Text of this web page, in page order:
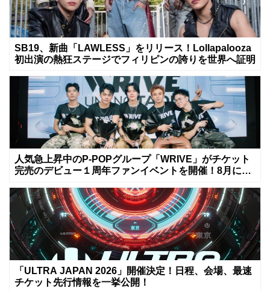
SB19、新曲「LAWLESS」をリリース！Lollapalooza
初出演の熱狂ステージでフィリピンの誇りを世界へ証明
人気急上昇中のP-POPグループ「WRIVE」がチケット
完売のデビュー１周年ファンイベントを開催！8月に新
「ULTRA JAPAN 2026」開催決定！日程、会場、最速
チケット先行情報を一挙公開！